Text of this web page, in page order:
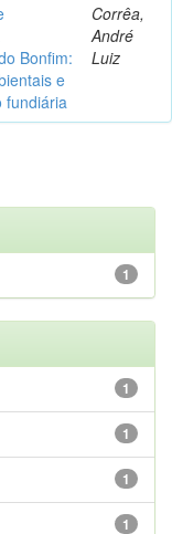
Bonfim:
e
fundiária
Corrêa,
André
Luiz
1
1
1
1
1